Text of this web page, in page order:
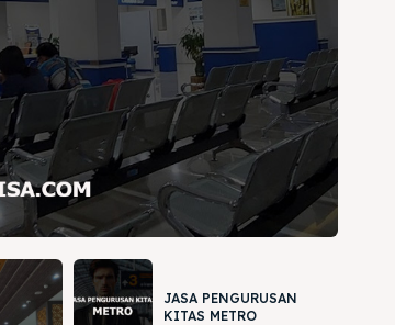
JASA PENGURUSAN
KITAS METRO